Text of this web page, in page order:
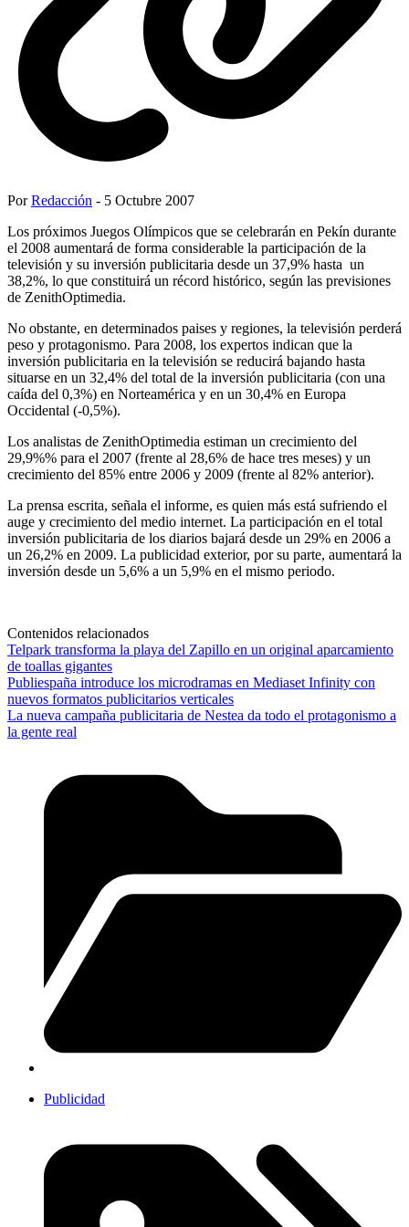
PorRedacción - 5 Octubre 2007
Los próximos Juegos Olímpicos que se celebrarán en Pekín durante
el 2008 aumentará de forma considerable la participación de la
televisión y su inversión publicitaria desde un 37,9% hasta un
38,2%, lo que constituirá un récord histórico, según las previsiones
de ZenithOptimedia.
No obstante, en determinados paises y regiones, la televisión perderá
peso y protagonismo. Para 2008, los expertos indican que la
inversión publicitaria en la televisión se reducirá bajando hasta
situarse en un 32,4% del total de la inversión publicitaria (con una
caída del 0,3%) en Norteamérica y en un 30,4% en Europa
Occidental (-0,5%).
Los analistas de ZenithOptimedia estiman un crecimiento del
29,9%% para el 2007 (frente al 28,6% de hace tres meses) y un
crecimiento del 85% entre 2006 y 2009 (frente al 82% anterior).
La prensa escrita, señala el informe, es quien más está sufriendo el
auge y crecimiento del medio internet. La participación en el total
inversión publicitaria de los diarios bajará desde un 29% en 2006 a
un 26,2% en 2009. La publicidad exterior, por su parte, aumentará la
inversión desde un 5,6% a un 5,9% en el mismo periodo.
Contenidos relacionados
Telpark transforma la playa del Zapillo en un original aparcamiento
de toallas gigantes
Publiespaña introduce los microdramas en Mediaset Infinity con
nuevos formatos publicitarios verticales
La nueva campaña publicitaria de Nestea da todo el protagonismo a
la gente real
Publicidad